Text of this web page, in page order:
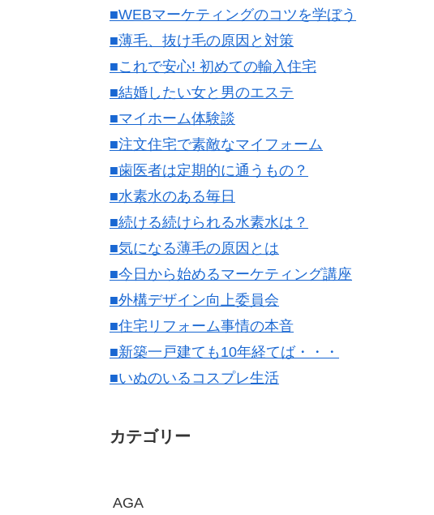
■WEBマーケティングのコツを学ぼう
■薄毛、抜け毛の原因と対策
■これで安心! 初めての輸入住宅
■結婚したい女と男のエステ
■マイホーム体験談
■注文住宅で素敵なマイフォーム
■歯医者は定期的に通うもの？
■水素水のある毎日
■続ける続けられる水素水は？
■気になる薄毛の原因とは
■今日から始めるマーケティング講座
■外構デザイン向上委員会
■住宅リフォーム事情の本音
■新築一戸建ても10年経てば・・・
■いぬのいるコスプレ生活
カテゴリー
AGA